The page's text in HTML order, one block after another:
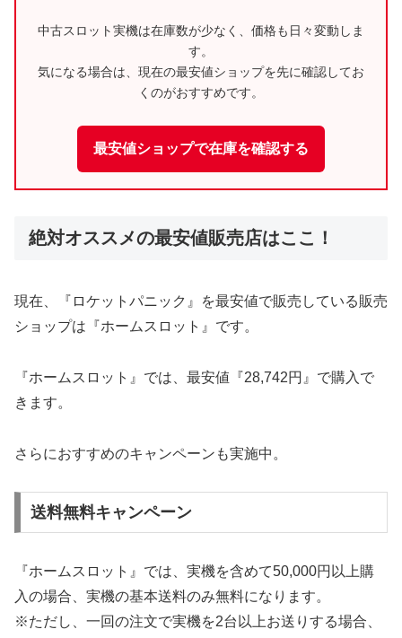
中古スロット実機は在庫数が少なく、価格も日々変動しま
す。
気になる場合は、現在の最安値ショップを先に確認してお
くのがおすすめです。
最安値ショップで在庫を確認する
絶対オススメの最安値販売店はここ！
現在、『ロケットパニック』を最安値で販売している販売
ショップは『ホームスロット』です。
『ホームスロット』では、最安値『28,742円』で購入で
きます。
さらにおすすめのキャンペーンも実施中。
送料無料キャンペーン
『ホームスロット』では、実機を含めて50,000円以上購
入の場合、実機の基本送料のみ無料になります。
※ただし、一回の注文で実機を2台以上お送りする場合、